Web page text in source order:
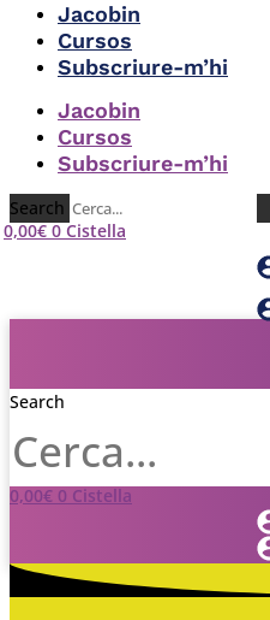
Jacobin
Cursos
Subscriure-m’hi
Jacobin
Cursos
Subscriure-m’hi
Search
0,00€ 0 Cistella
Search
0,00€ 0 Cistella